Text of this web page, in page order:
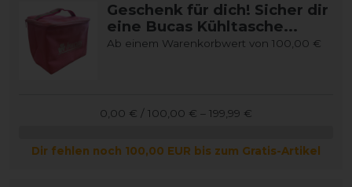
Geschenk für dich! Sicher dir
eine Bucas Kühltasche...
Ab einem Warenkorbwert von 100,00 €
0,00 € / 100,00 € – 199,99 €
Dir fehlen noch 100,00 EUR bis zum Gratis-Artikel